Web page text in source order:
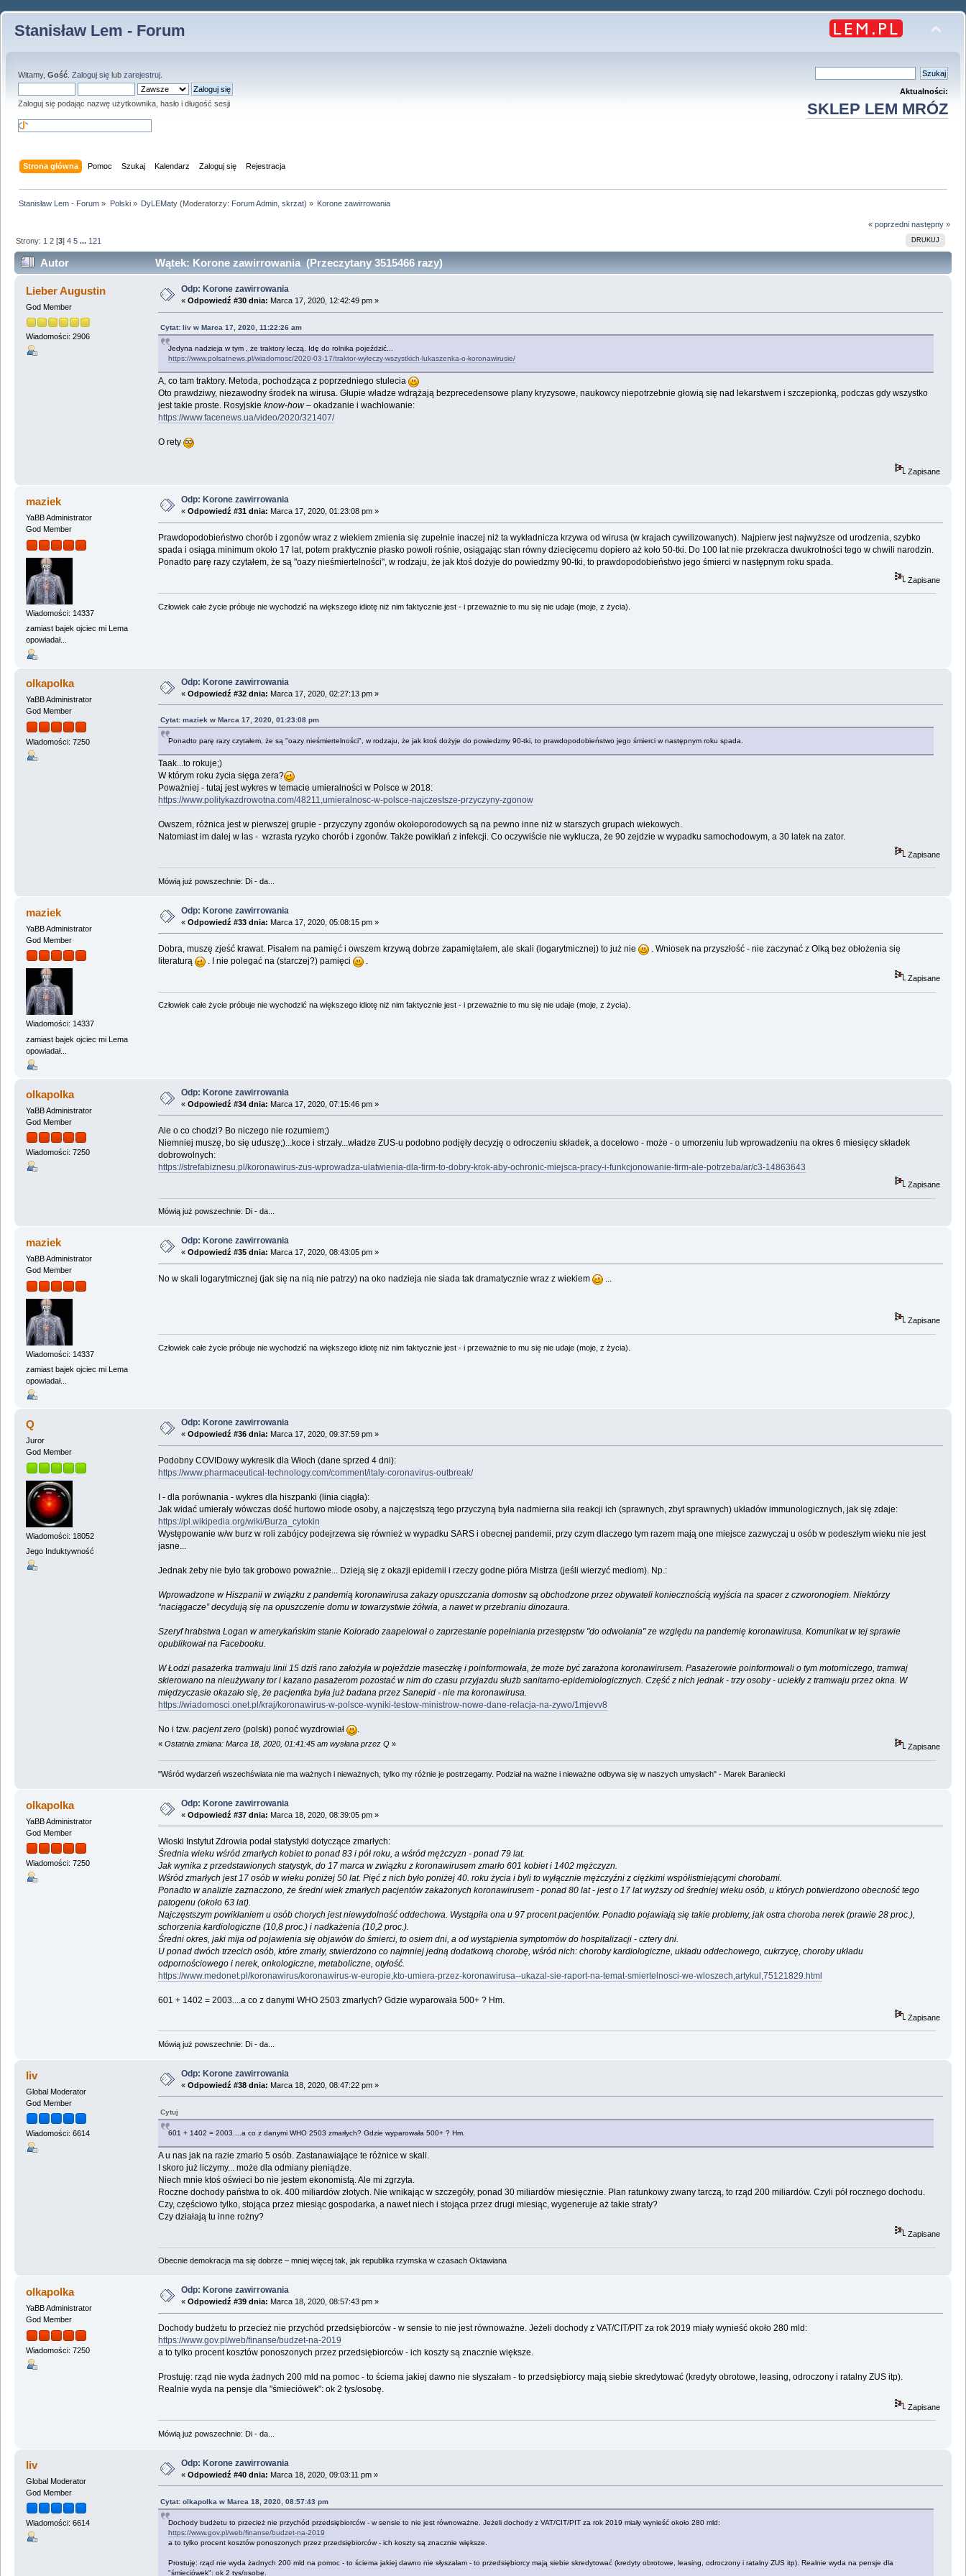
Stanisław Lem - Forum
Witamy, Gość Zaloguj się lub zarejestruj
Zaloguj się podając nazwę użytkownika, hasło i długość sesji
Aktualności:
SKLEP LEM MRÓZ
Strona główna Pomoc Szukaj Kalendarz Zaloguj się Rejestracja
Stanisław Lem - Forum » Polski» DyLEMaty(Moderatorzy: Forum Admin, skrzat) » Korone zawirrowania
« poprzedni następny »
DRUKUJ
Strony: 1 2 [3]4 5 ... 121
Autor Wątek: Korone zawirrowania (Przeczytany 3515466 razy)
Lieber Augustin
God Member
Wiadomości: 2906
Odp: Korone zawirrowania
« Odpowiedź #30 dnia: Marca 17, 2020, 12:42:49 pm »
Cytat: liv w Marca 17, 2020, 11:22:26 am
Jedyna nadzieja w tym , że traktory leczą. Idę do rolnika pojeździć...
https://www.polsatnews.pl/wiadomosc/2020-03-17/traktor-wyleczy-wszystkich-lukaszenka-o-koronawirusie/
A, co tam traktory. Metoda, pochodząca z poprzedniego stulecia
Oto prawdziwy, niezawodny środek na wirusa. Głupie władze wdrążają bezprecedensowe plany kryzysowe, naukowcy niepotrzebnie głowią się nad lekarstwem i szczepionką, podczas gdy wszystko
jest takie proste. Rosyjskie know-how– okadzanie i wachłowanie:
https://www.facenews.ua/video/2020/321407/
O rety
Zapisane
maziek
YaBB Administrator
God Member
Wiadomości: 14337
zamiast bajek ojciec mi Lema
opowiadał...
Odp: Korone zawirrowania
« Odpowiedź #31 dnia: Marca 17, 2020, 01:23:08 pm »
Prawdopodobieństwo chorób i zgonów wraz z wiekiem zmienia się zupełnie inaczej niż ta wykładnicza krzywa od wirusa (w krajach cywilizowanych). Najpierw jest najwyższe od urodzenia, szybko
spada i osiąga minimum około 17 lat, potem praktycznie płasko powoli rośnie, osiągając stan równy dziecięcemu dopiero aż koło 50-tki. Do 100 lat nie przekracza dwukrotności tego w chwili narodzin.
Ponadto parę razy czytałem, że są "oazy nieśmiertelności", w rodzaju, że jak ktoś dożyje do powiedzmy 90-tki, to prawdopodobieństwo jego śmierci w następnym roku spada.
Zapisane
Człowiek całe życie próbuje nie wychodzić na większego idiotę niż nim faktycznie jest - i przeważnie to mu się nie udaje (moje, z życia).
olkapolka
YaBB Administrator
God Member
Wiadomości: 7250
Odp: Korone zawirrowania
« Odpowiedź #32 dnia: Marca 17, 2020, 02:27:13 pm »
Cytat: maziek w Marca 17, 2020, 01:23:08 pm
Ponadto parę razy czytałem, że są "oazy nieśmiertelności", w rodzaju, że jak ktoś dożyje do powiedzmy 90-tki, to prawdopodobieństwo jego śmierci w następnym roku spada.
Taak...to rokuje;)
W którym roku życia sięga zera?
Poważniej - tutaj jest wykres w temacie umieralności w Polsce w 2018:
https://www.politykazdrowotna.com/48211,umieralnosc-w-polsce-najczestsze-przyczyny-zgonow
Owszem, różnica jest w pierwszej grupie - przyczyny zgonów okołoporodowych są na pewno inne niż w starszych grupach wiekowych.
Natomiast im dalej w las - wzrasta ryzyko chorób i zgonów. Także powikłań z infekcji. Co oczywiście nie wyklucza, że 90 zejdzie w wypadku samochodowym, a 30 latek na zator.
Zapisane
Mówią już powszechnie: Di - da...
maziek
YaBB Administrator
God Member
Wiadomości: 14337
zamiast bajek ojciec mi Lema
opowiadał...
Odp: Korone zawirrowania
« Odpowiedź #33 dnia: Marca 17, 2020, 05:08:15 pm »
Dobra, muszę zjeść krawat. Pisałem na pamięć i owszem krzywą dobrze zapamiętałem, ale skali (logarytmicznej) to już nie
. Wniosek na przyszłość - nie zaczynać z Olką bez obłożenia się
literaturą
. I nie polegać na (starczej?) pamięci .
Zapisane
Człowiek całe życie próbuje nie wychodzić na większego idiotę niż nim faktycznie jest - i przeważnie to mu się nie udaje (moje, z życia).
olkapolka
YaBB Administrator
God Member
Wiadomości: 7250
Odp: Korone zawirrowania
« Odpowiedź #34 dnia: Marca 17, 2020, 07:15:46 pm »
Ale o co chodzi? Bo niczego nie rozumiem;)
Niemniej muszę, bo się uduszę;)...koce i strzały...władze ZUS-u podobno podjęły decyzję o odroczeniu składek, a docelowo - może - o umorzeniu lub wprowadzeniu na okres 6 miesięcy składek
dobrowolnych:
https://strefabiznesu.pl/koronawirus-zus-wprowadza-ulatwienia-dla-firm-to-dobry-krok-aby-ochronic-miejsca-pracy-i-funkcjonowanie-firm-ale-potrzeba/ar/c3-14863643
Zapisane
Mówią już powszechnie: Di - da...
maziek
YaBB Administrator
God Member
Wiadomości: 14337
zamiast bajek ojciec mi Lema
opowiadał...
Odp: Korone zawirrowania
« Odpowiedź #35 dnia: Marca 17, 2020, 08:43:05 pm »
No w skali logarytmicznej (jak się na nią nie patrzy) na oko nadzieja nie siada tak dramatycznie wraz z wiekiem ...
Zapisane
Człowiek całe życie próbuje nie wychodzić na większego idiotę niż nim faktycznie jest - i przeważnie to mu się nie udaje (moje, z życia).
Q
Juror
God Member
Wiadomości: 18052
Jego Induktywność
Odp: Korone zawirrowania
« Odpowiedź #36 dnia: Marca 17, 2020, 09:37:59 pm »
Podobny COVIDowy wykresik dla Włoch (dane sprzed 4 dni):
https://www.pharmaceutical-technology.com/comment/italy-coronavirus-outbreak/
I - dla porównania - wykres dla hiszpanki (linia ciągła):
Jak widać umierały wówczas dość hurtowo młode osoby, a najczęstszą tego przyczyną była nadmierna siła reakcji ich (sprawnych, zbyt sprawnych) układów immunologicznych, jak się zdaje:
https://pl.wikipedia.org/wiki/Burza_cytokin
Występowanie w/w burz w roli zabójcy podejrzewa się również w wypadku SARS i obecnej pandemii, przy czym dlaczego tym razem mają one miejsce zazwyczaj u osób w podeszłym wieku nie jest
jasne...
Jednak żeby nie było tak grobowo poważnie... Dzieją się z okazji epidemii i rzeczy godne pióra Mistrza (jeśli wierzyć mediom). Np.:
Wprowadzone w Hiszpanii w związku z pandemią koronawirusa zakazy opuszczania domostw są obchodzone przez obywateli koniecznością wyjścia na spacer z czworonogiem. Niektórzy
“naciągacze” decydują się na opuszczenie domu w towarzystwie żółwia, a nawet w przebraniu dinozaura.
Szeryf hrabstwa Logan w amerykańskim stanie Kolorado zaapelował o zaprzestanie popełniania przestępstw "do odwołania" ze względu na pandemię koronawirusa. Komunikat w tej sprawie
opublikował na Facebooku.
W Łodzi pasażerka tramwaju linii 15 dziś rano założyła w pojeździe maseczkę i poinformowała, że może być zarażona koronawirusem. Pasażerowie poinformowali o tym motorniczego, tramwaj
skierowano na nieużywany tor i kazano pasażerom pozostać w nim do czasu przyjazdu służb sanitarno-epidemiologicznych. Część z nich jednak - trzy osoby - uciekły z tramwaju przez okna. W
międzyczasie okazało się, że pacjentka była już badana przez Sanepid - nie ma koronawirusa.
https://wiadomosci.onet.pl/kraj/koronawirus-w-polsce-wyniki-testow-ministrow-nowe-dane-relacja-na-zywo/1mjevv8
No i tzw. pacjent zero(polski) ponoć wyzdrowiał .
« Ostatnia zmiana: Marca 18, 2020, 01:41:45 am wysłana przez Q» Zapisane
"Wśród wydarzeń wszechświata nie ma ważnych i nieważnych, tylko my różnie je postrzegamy. Podział na ważne i nieważne odbywa się w naszych umysłach" - Marek Baraniecki
olkapolka
YaBB Administrator
God Member
Wiadomości: 7250
Odp: Korone zawirrowania
« Odpowiedź #37 dnia: Marca 18, 2020, 08:39:05 pm »
Włoski Instytut Zdrowia podał statystyki dotyczące zmarłych:
Średnia wieku wśród zmarłych kobiet to ponad 83 i pół roku, a wśród mężczyzn - ponad 79 lat.
Jak wynika z przedstawionych statystyk, do 17 marca w związku z koronawirusem zmarło 601 kobiet i 1402 mężczyzn.
Wśród zmarłych jest 17 osób w wieku poniżej 50 lat. Pięć z nich było poniżej 40. roku życia i byli to wyłącznie mężczyźni z ciężkimi współistniejącymi chorobami.
Ponadto w analizie zaznaczono, że średni wiek zmarłych pacjentów zakażonych koronawirusem - ponad 80 lat - jest o 17 lat wyższy od średniej wieku osób, u których potwierdzono obecność tego
patogenu (około 63 lat).
Najczęstszym powikłaniem u osób chorych jest niewydolność oddechowa. Wystąpiła ona u 97 procent pacjentów. Ponadto pojawiają się takie problemy, jak ostra choroba nerek (prawie 28 proc.),
schorzenia kardiologiczne (10,8 proc.) i nadkażenia (10,2 proc.).
Średni okres, jaki mija od pojawienia się objawów do śmierci, to osiem dni, a od wystąpienia symptomów do hospitalizacji - cztery dni.
U ponad dwóch trzecich osób, które zmarły, stwierdzono co najmniej jedną dodatkową chorobę, wśród nich: choroby kardiologiczne, układu oddechowego, cukrzycę, choroby układu
odpornościowego i nerek, onkologiczne, metaboliczne, otyłość.
https://www.medonet.pl/koronawirus/koronawirus-w-europie,kto-umiera-przez-koronawirusa--ukazal-sie-raport-na-temat-smiertelnosci-we-wloszech,artykul,75121829.html
601 + 1402 = 2003....a co z danymi WHO 2503 zmarłych? Gdzie wyparowała 500+ ? Hm.
Zapisane
Mówią już powszechnie: Di - da...
liv
Global Moderator
God Member
Wiadomości: 6614
Odp: Korone zawirrowania
« Odpowiedź #38 dnia: Marca 18, 2020, 08:47:22 pm »
Cytuj
601 + 1402 = 2003....a co z danymi WHO 2503 zmarłych? Gdzie wyparowała 500+ ? Hm.
A u nas jak na razie zmarło 5 osób. Zastanawiające te różnice w skali.
I skoro już liczymy... może dla odmiany pieniądze.
Niech mnie ktoś oświeci bo nie jestem ekonomistą. Ale mi zgrzyta.
Roczne dochody państwa to ok. 400 miliardów złotych. Nie wnikając w szczegóły, ponad 30 miliardów miesięcznie. Plan ratunkowy zwany tarczą, to rząd 200 miliardów. Czyli pół rocznego dochodu.
Czy, częściowo tylko, stojąca przez miesiąc gospodarka, a nawet niech i stojąca przez drugi miesiąc, wygeneruje aż takie straty?
Czy działają tu inne rożny?
Zapisane
Obecnie demokracja ma się dobrze – mniej więcej tak, jak republika rzymska w czasach Oktawiana
olkapolka
YaBB Administrator
God Member
Wiadomości: 7250
Odp: Korone zawirrowania
« Odpowiedź #39 dnia: Marca 18, 2020, 08:57:43 pm »
Dochody budżetu to przecież nie przychód przedsiębiorców - w sensie to nie jest równoważne. Jeżeli dochody z VAT/CIT/PIT za rok 2019 miały wynieść około 280 mld:
https://www.gov.pl/web/finanse/budzet-na-2019
a to tylko procent kosztów ponoszonych przez przedsiębiorców - ich koszty są znacznie większe.
Prostuję: rząd nie wyda żadnych 200 mld na pomoc - to ściema jakiej dawno nie słyszałam - to przedsiębiorcy mają siebie skredytować (kredyty obrotowe, leasing, odroczony i ratalny ZUS itp).
Realnie wyda na pensje dla "śmieciówek": ok 2 tys/osobę.
Zapisane
Mówią już powszechnie: Di - da...
liv
Global Moderator
God Member
Wiadomości: 6614
Odp: Korone zawirrowania
« Odpowiedź #40 dnia: Marca 18, 2020, 09:03:11 pm »
Cytat: olkapolka w Marca 18, 2020, 08:57:43 pm
Dochody budżetu to przecież nie przychód przedsiębiorców - w sensie to nie jest równoważne. Jeżeli dochody z VAT/CIT/PIT za rok 2019 miały wynieść około 280 mld:
https://www.gov.pl/web/finanse/budzet-na-2019
a to tylko procent kosztów ponoszonych przez przedsiębiorców - ich koszty są znacznie większe.
Prostuję: rząd nie wyda żadnych 200 mld na pomoc - to ściema jakiej dawno nie słyszałam - to przedsiębiorcy mają siebie skredytować (kredyty obrotowe, leasing, odroczony i ratalny ZUS itp). Realnie wyda na pensje dla
"śmieciówek": ok 2 tys/osobę.